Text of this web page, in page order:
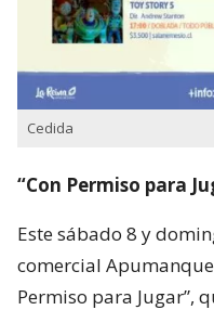
Cedida
“Con Permiso para
Este sábado 8 y
comercial
Permiso para Jugar”,